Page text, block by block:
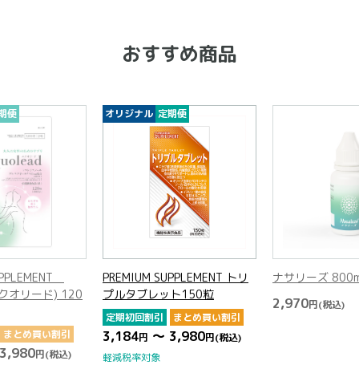
おすすめ商品
便
オリード) 120
まとめ買い割引
円(税込)
オリジナル 定期便
PREMIUM SUPPLEMENT トリ
プルタブレット150粒
定期初回割引 まとめ買い割引
3,184円 ～ 3,980円(税込)
軽減税率対象
ナサリーズ
2,970円(税込)